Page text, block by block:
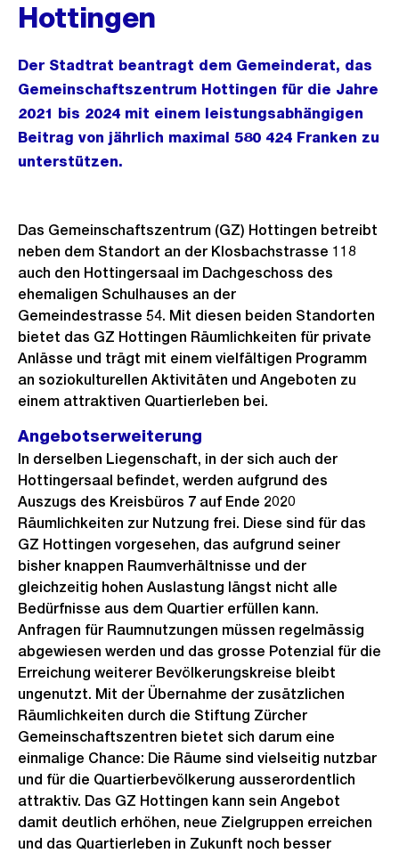
Hottingen
Der Stadtrat beantragt dem Gemeinderat, das
Gemeinschaftszentrum Hottingen für die Jahre
2021 bis 2024 mit einem leistungsabhängigen
Beitrag von jährlich maximal 580 424 Franken zu
unterstützen.
Das Gemeinschaftszentrum (GZ) Hottingen betreibt
neben dem Standort an der Klosbachstrasse 118
auch den Hottingersaal im Dachgeschoss des
ehemaligen Schulhauses an der
Gemeindestrasse 54. Mit diesen beiden Standorten
bietet das GZ Hottingen Räumlichkeiten für private
Anlässe und trägt mit einem vielfältigen Programm
an soziokulturellen Aktivitäten und Angeboten zu
einem attraktiven Quartierleben bei.
Angebotserweiterung
In derselben Liegenschaft, in der sich auch der
Hottingersaal befindet, werden aufgrund des
Auszugs des Kreisbüros 7 auf Ende 2020
Räumlichkeiten zur Nutzung frei. Diese sind für das
GZ Hottingen vorgesehen, das aufgrund seiner
bisher knappen Raumverhältnisse und der
gleichzeitig hohen Auslastung längst nicht alle
Bedürfnisse aus dem Quartier erfüllen kann.
Anfragen für Raumnutzungen müssen regelmässig
abgewiesen werden und das grosse Potenzial für die
Erreichung weiterer Bevölkerungskreise bleibt
ungenutzt. Mit der Übernahme der zusätzlichen
Räumlichkeiten durch die Stiftung Zürcher
Gemeinschaftszentren bietet sich darum eine
einmalige Chance: Die Räume sind vielseitig nutzbar
und für die Quartierbevölkerung ausserordentlich
attraktiv. Das GZ Hottingen kann sein Angebot
damit deutlich erhöhen, neue Zielgruppen erreichen
und das Quartierleben in Zukunft noch besser